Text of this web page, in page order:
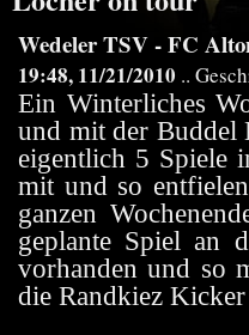
Wedeler TSV - FC
19:48, 11/21/2010 ..
Ein Winterliches
und mit der Buddel
eigentlich 5 Spiele
mit und so
ganzen
geplante Spiel an
vorhanden und so
die Randkiez